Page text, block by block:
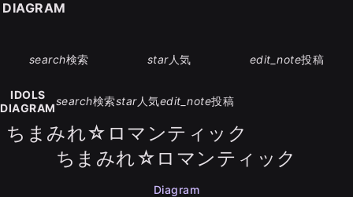
search検索 star人気 edit_note投稿
IDOLS
DIAGRAM
search検索star人気edit_note投稿
ちまみれ☆ロマンティック
ちまみれ☆ロマンティック
Diagram